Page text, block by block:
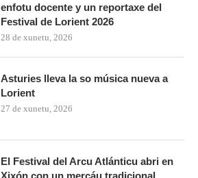
enfotu docente y un reportaxe del
Festival de Lorient 2026
28 de xunetu, 2026
Asturies lleva la so música nueva a
Lorient
27 de xunetu, 2026
El Festival del Arcu Atlánticu abri en
Xixón con un mercáu tradicional